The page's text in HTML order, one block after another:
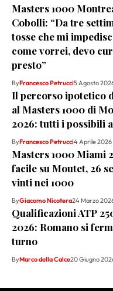
Masters 1000
Cobolli: “Da tre
tosse che mi
come vorrei, devo
presto”
ByFrancesco Petrucci5 Agosto
Il percorso ipotetico
al Masters 1000 di
2026: tutti i possibili
ByFrancesco Petrucci4 Aprile 2026
Masters 1000 Miami
facile su Moutet, 26
vinti nei 1000
ByGiacomo Nicotera24 Marzo
Qualificazioni ATP
2026: Romano si
turno
ByMarco della Calce20 Giugno